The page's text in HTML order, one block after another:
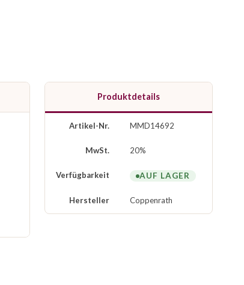
Produktdetails
Artikel-Nr. MMD14692
MwSt. 20%
Verfügbarkeit AUF LAGER
Hersteller Coppenrath